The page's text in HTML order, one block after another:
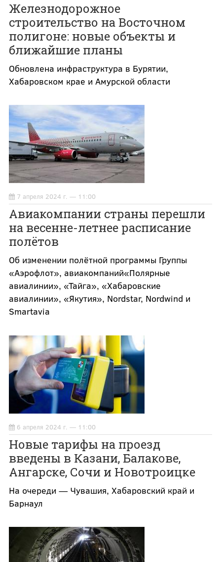
Железнодорожное
строительство на Восточном
полигоне: новые объекты и
ближайшие планы
Обновлена инфраструктура в Бурятии,
Хабаровском крае и Амурской области
7 апреля 2024 г. — 11:00
Авиакомпании страны перешли
на весенне-летнее расписание
полётов
Об изменении полётной программы Группы
«Аэрофлот», авиакомпаний«Полярные
авиалинии», «Тайга», «Хабаровские
авиалинии», «Якутия», Nordstar, Nordwind и
Smartavia
6 апреля 2024 г. — 11:00
Новые тарифы на проезд
введены в Казани, Балакове,
Ангарске, Сочи и Новотроицке
На очереди — Чувашия, Хабаровский край и
Барнаул